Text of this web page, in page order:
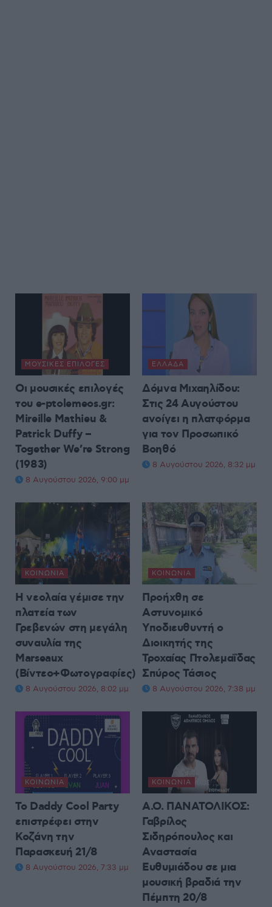
ΜΟΥΣΙΚΈΣ ΕΠΙΛΟΓΈΣ
Οι μουσικές επιλογές
του e-ptolemeos.gr:
Mireille Mathieu &
Patrick Duffy –
Together We’re Strong
(1983)
8 Αυγούστου 2026, 9:00 μμ
ΕΛΛΆΔΑ
Δόμνα Μιχαηλίδου:
Στις 24 Αυγούστου
ανοίγει η πλατφόρμα
για τον Προσωπικό
Βοηθό
8 Αυγούστου 2026, 8:32 μμ
ΚΟΙΝΩΝΊΑ
Η νεολαία γέμισε την
πλατεία των
Γρεβενών στη μεγάλη
συναυλία της
Marseaux
(Βίντεο+Φωτογραφίες)
8 Αυγούστου 2026, 8:02 μμ
ΚΟΙΝΩΝΊΑ
Προήχθη σε
Αστυνομικό
Υποδιευθυντή ο
Διοικητής της
Τροχαίας Πτολεμαΐδας
Σπύρος Τάσιος
8 Αυγούστου 2026, 7:38 μμ
ΚΟΙΝΩΝΊΑ
Το Daddy Cool Party
επιστρέφει στην
Κοζάνη την
Παρασκευή 21/8
8 Αυγούστου 2026, 7:33 μμ
ΚΟΙΝΩΝΊΑ
Α.Ο. ΠΑΝΑΤΟΛΙΚΟΣ:
Γαβρίλος
Σιδηρόπουλος και
Αναστασία
Ευθυμιάδου σε μια
μουσική βραδιά την
Πέμπτη 20/8